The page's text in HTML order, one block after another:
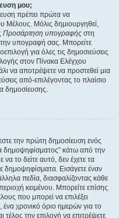
μου;
πρέπει πρώτα να
Μέλους. Μόλις δημιουργηθεί,
Προσάρτηση υπογραφής στη
υπογραφή σας. Μπορείτε
για όλες τις δημοσιεύσεις
στον Πίνακα Ελέγχου
να αποτρέψετε να προστεθεί μια
από-επιλέγοντας το πλαίσιο
δημοσίευσης.
την πρώτη δημοσίευση ενός
δημοψηφίσματος” κάτω από την
το δείτε αυτό, δεν έχετε τα
δημοψηφίσματα. Εισάγετε έναν
πεδία, διασφαλίζοντας κάθε
κειμένου. Μπορείτε επίσης
που μπορεί να επιλέξει
χρονικό όριο ημερών για το
την επιλογή να επιτρέψετε